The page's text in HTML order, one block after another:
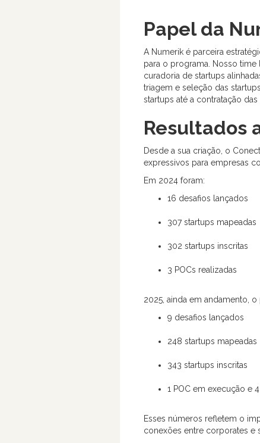
Papel da
A Numerik é parceira
para o programa. Nosso
curadoria de startups
triagem e seleção das
startups até a contratação
Resultados
Desde a sua criação, o
expressivos para empresas
Em 2024 foram:
16 desafios lançados
307 startups mapeadas
302 startups inscritas
3 POCs realizadas
2025, ainda em andamento, o
9 desafios lançados
248 startups mapeadas
343 startups inscritas
1 POC em execução e
Esses números refletem o
conexões entre corporates e